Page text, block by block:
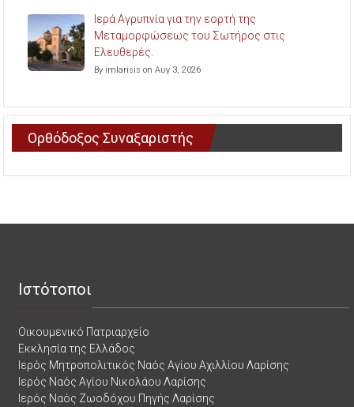
Ιερά Αγρυπνία για την εορτή της
Μεταμορφώσεως του Σωτήρος στις
Ελευθερές.
By imlarisis on Αυγ 3, 2026
Ορθόδοξος Συναξαριστής
Ιστότοποι
Οικουμενικό Πατριαρχείο
Εκκλησία της Ελλάδος
Ιερός Μητροπολιτικός Ναός Αγίου Αχιλλίου Λαρίσης
Ιερός Ναός Αγίου Νικολάου Λαρίσης
Ιερός Ναός Ζωοδόχου Πηγής Λαρίσης